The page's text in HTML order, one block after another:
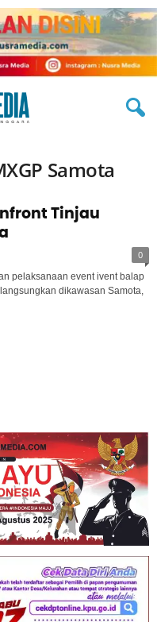
Samota
Tinjau
0
pelaksanaan event ivent balap
dikawasan Samota,